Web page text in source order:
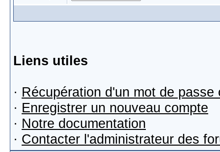
Liens utiles
· Récupération d'un mot de passe
· Enregistrer un nouveau compte
· Notre documentation
· Contacter l'administrateur des